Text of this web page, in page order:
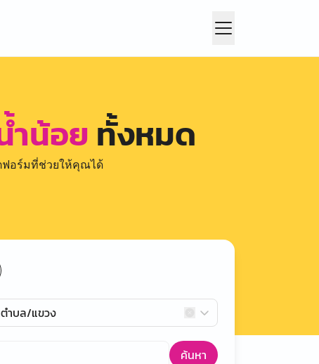
ำน้อย ทั้งหมด
ฟอร์มที่ช่วยให้คุณได้
ำบล/แขวง
ค้นหา